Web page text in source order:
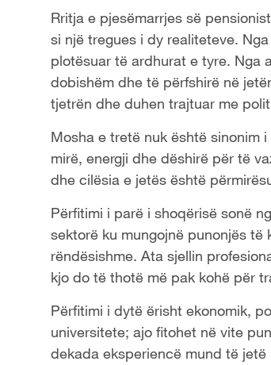
Rritja e pjesëmarrjes së
si një tregues i dy realiteteve.
plotësuar të ardhurat e tyre. Nga
dobishëm dhe të përfshirë në
tjetrën dhe duhen trajtuar me
Mosha e tretë nuk është sinonim
mirë, energji dhe dëshirë për të
dhe cilësia e jetës është
Përfitimi i parë i shoqërisë sonë
sektorë ku mungojnë punonjës
rëndësishme. Ata sjellin
kjo do të thotë më pak kohë për
Përfitimi i dytë ërisht ekonomik,
universitete; ajo fitohet në vite
dekada eksperiencë mund të